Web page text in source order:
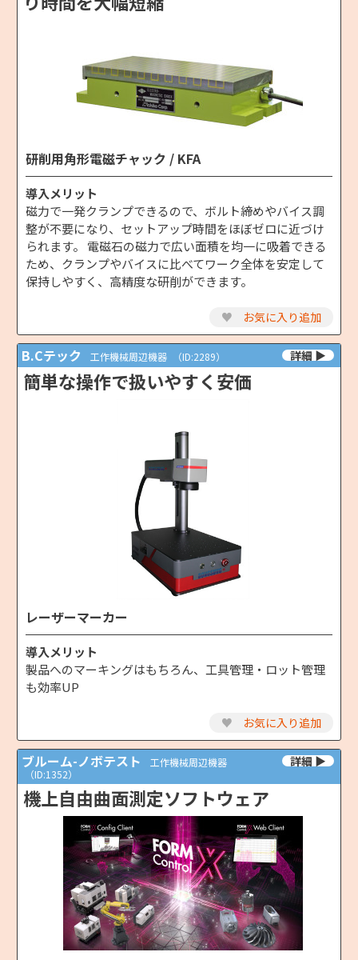
研削用角形電磁チャック / KFA
導入メリット
磁力で一発クランプできるので、ボルト締めやバイス調
整が不要になり、セットアップ時間をほぼゼロに近づけ
られます。 電磁石の磁力で広い面積を均一に吸着できる
ため、クランプやバイスに比べてワーク全体を安定して
保持しやすく、高精度な研削ができます。
♥ お気に入り追加
B.Cテック 工作機械周辺機器 （ID:2289）
簡単な操作で扱いやすく安価
レーザーマーカー
導入メリット
製品へのマーキングはもちろん、工具管理・ロット管理
も効率UP
♥ お気に入り追加
ブルーム-ノボテスト
工作機械周辺機器
（ID:1352）
機上自由曲面測定ソフトウェア